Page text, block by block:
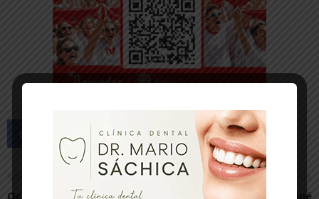
Artículo anterior
Ocho victorias este fin de
Artículo siguiente
A estas alturas ¿Qué